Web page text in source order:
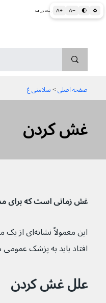
A+ A− 🌓 ♻ اطلاعات پزشکی و بهداشتی به زبان ساده برای همه
غش کردن
صفحه اصلی > سلامتی غ
غش زمانی است که برای
این معمولاً
افتاد باید به پزشک عمومی
علل غش کردن